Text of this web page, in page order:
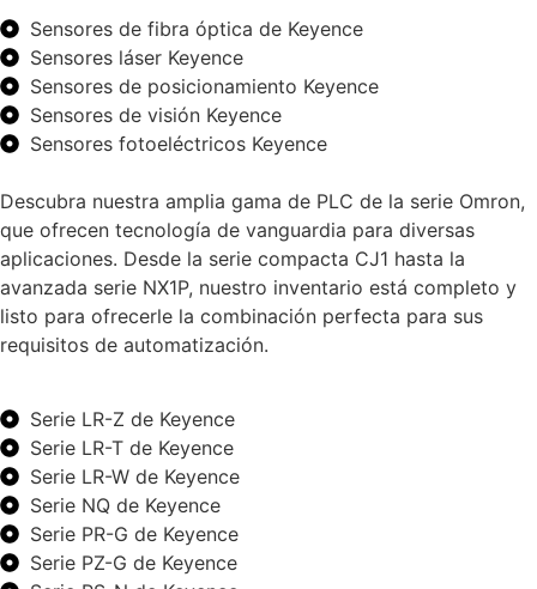
Sensores de fibra óptica de Keyence
Sensores láser Keyence
Sensores de posicionamiento Keyence
Sensores de visión Keyence
Sensores fotoeléctricos Keyence
Descubra nuestra amplia gama de PLC de la serie Omron,
que ofrecen tecnología de vanguardia para diversas
aplicaciones. Desde la serie compacta CJ1 hasta la
avanzada serie NX1P, nuestro inventario está completo y
listo para ofrecerle la combinación perfecta para sus
requisitos de automatización.
Serie LR-Z de Keyence
Serie LR-T de Keyence
Serie LR-W de Keyence
Serie NQ de Keyence
Serie PR-G de Keyence
Serie PZ-G de Keyence